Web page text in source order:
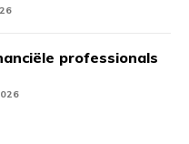
professionals